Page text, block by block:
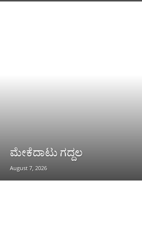
ಮೇಕೆದಾಟು ಗದ್ದಲ
August 7, 2026